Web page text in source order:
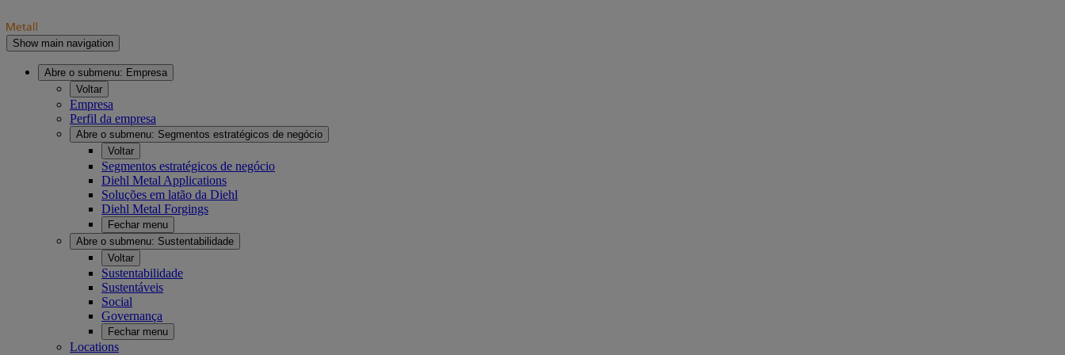
Show main navigation
Abre o submenu: Empresa
Voltar
Empresa
Perfil da empresa
Abre o submenu: Segmentos estratégicos de negócio
Voltar
Segmentos estratégicos de negócio
Diehl Metal Applications
Soluções em latão da Diehl
Diehl Metal Forgings
Fechar menu
Abre o submenu: Sustentabilidade
Voltar
Sustentabilidade
Sustentáveis
Social
Governança
Fechar menu
Locations